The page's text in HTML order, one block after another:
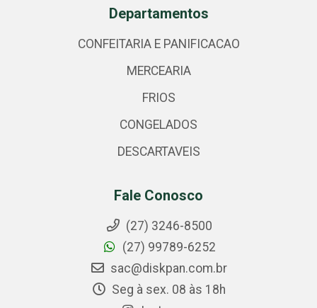
Departamentos
CONFEITARIA E PANIFICACAO
MERCEARIA
FRIOS
CONGELADOS
DESCARTAVEIS
Fale Conosco
(27) 3246-8500
(27) 99789-6252
sac@diskpan.com.br
Seg à sex. 08 às 18h